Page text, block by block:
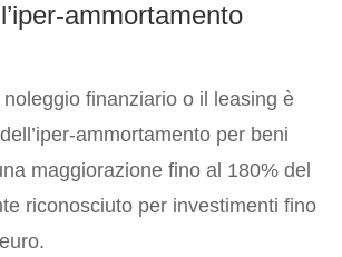
ammortamento
finanziario o il leasing è
ammortamento per beni
maggiorazione fino al 180% del
riconosciuto per investimenti fino